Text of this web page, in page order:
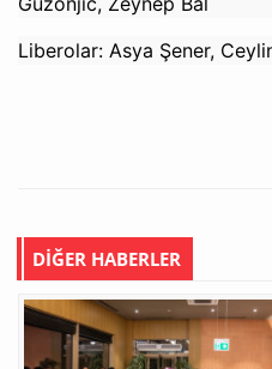
Liberolar: Asya Şener,
DİĞER HABERLER